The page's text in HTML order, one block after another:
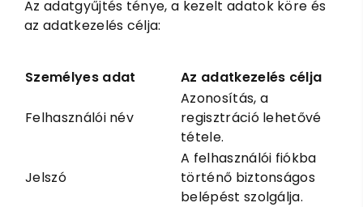
Az adatgyűjtés ténye, a kezelt adatok köre és
az adatkezelés célja:
Személyes adat Az adatkezelés célja
Felhasználói név
Azonosítás, a
regisztráció lehetővé
tétele.
Jelszó
A felhasználói fiókba
történő biztonságos
belépést szolgálja.